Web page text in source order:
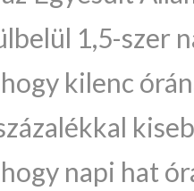
1,5-szer
kilenc
napi hat